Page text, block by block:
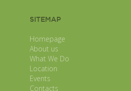
SITEMAP
Homepage
About us
What We Do
Location
Events
Contacts